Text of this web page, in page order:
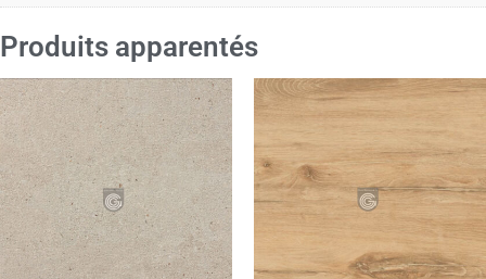
Produits apparentés